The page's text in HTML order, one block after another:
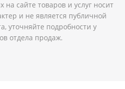
сайте товаров и услуг носит
и не является публичной
уточняйте подробности у
отдела продаж.